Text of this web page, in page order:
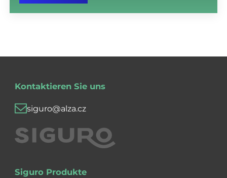
Kontaktieren Sie uns
siguro@alza.cz
Siguro Produkte